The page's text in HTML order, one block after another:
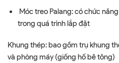
Móc treo Palang: có chức
trong quá trình lắp đặt
Khung thép: bao gồm trụ khung
và phòng máy (giống hố bê tông)